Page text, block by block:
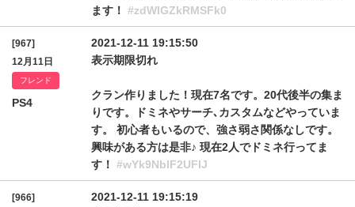
ます！ #zdWlGZkRMSFk0
[967]
12月11日
フレンド
PS4
2021-12-11 19:15:50
表示期限切れ
クラン作りました！現在7名です。20代後半の集ま
りです。ドミネやサーチ､カスタムなどやっていま
す。 初心者もいるので、強さ弱さ関係なしです。
興味がある方は是非♪ 現在2人でドミネ行ってま
す！ #wYk9NblF2UFlJ
[966]
2021-12-11 19:15:19